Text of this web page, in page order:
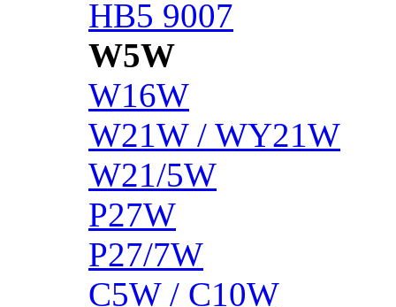
HB5 9007
W5W
W16W
W21W / WY21W
W21/5W
P27W
P27/7W
C5W / C10W